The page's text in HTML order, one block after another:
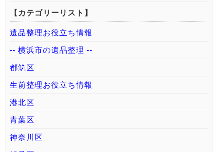
【カテゴリーリスト】
遺品整理お役立ち情報
-- 横浜市の遺品整理 --
都筑区
生前整理お役立ち情報
港北区
青葉区
神奈川区